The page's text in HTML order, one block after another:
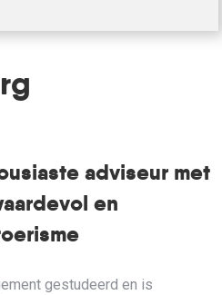
adviseur met
en
gestudeerd en is